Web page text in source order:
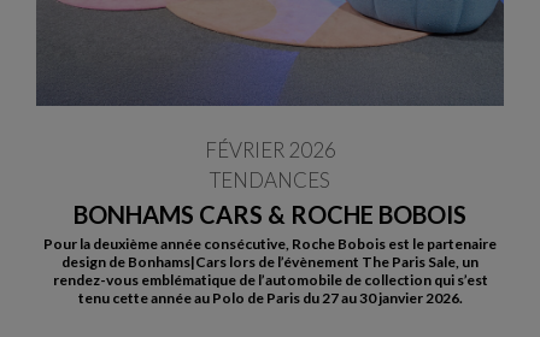
BONHAMS CARS & ROCHE BOBOIS
FÉVRIER 2026
TENDANCES
Pour la deuxième année consécutive, Roche Bobois est le partenaire
design de Bonhams|Cars lors de l’évènement The Paris Sale, un
rendez-vous emblématique de l’automobile de collection qui s’est
tenu cette année au Polo de Paris du 27 au 30 janvier 2026.